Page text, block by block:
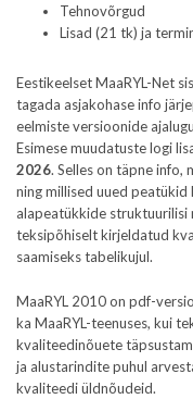
Tehnovõrgud
Lisad (21 tk) ja
Eestikeelset MaaRYL-Net
tagada asjakohase info
eelmiste versioonide
Esimese muudatuste logi
2026. Selles on täpne info,
ning millised uued peatükid
alapeatükkide struktuurilisi
teksipõhiselt kirjeldatud
saamiseks tabelikujul.
MaaRYL 2010 on pdf-
ka MaaRYL-teenuses, kui
kvaliteedinõuete
ja alustarindite puhul
kvaliteedi üldnõudeid.